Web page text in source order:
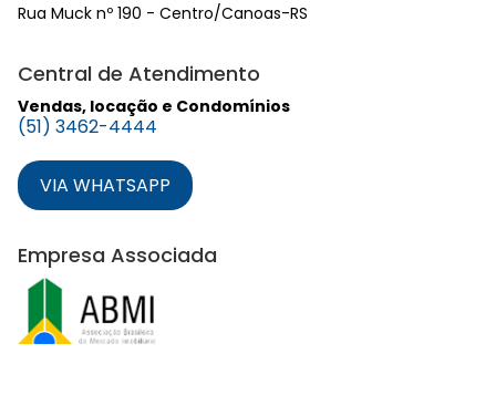
Rua Muck nº 190 - Centro/Canoas-RS
Central de Atendimento
Vendas, locação e Condomínios
(51) 3462-4444
VIA WHATSAPP
Empresa Associada